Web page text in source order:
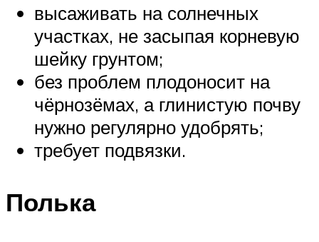
высаживать на солнечных
участках, не засыпая корневую
шейку грунтом;
без проблем плодоносит на
чёрнозёмах, а глинистую почву
нужно регулярно удобрять;
требует подвязки.
Полька